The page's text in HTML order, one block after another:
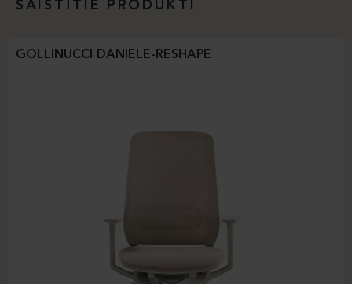
SAISTĪTIE PRODUKTI
GOLLINUCCI DANIELE-RESHAPE